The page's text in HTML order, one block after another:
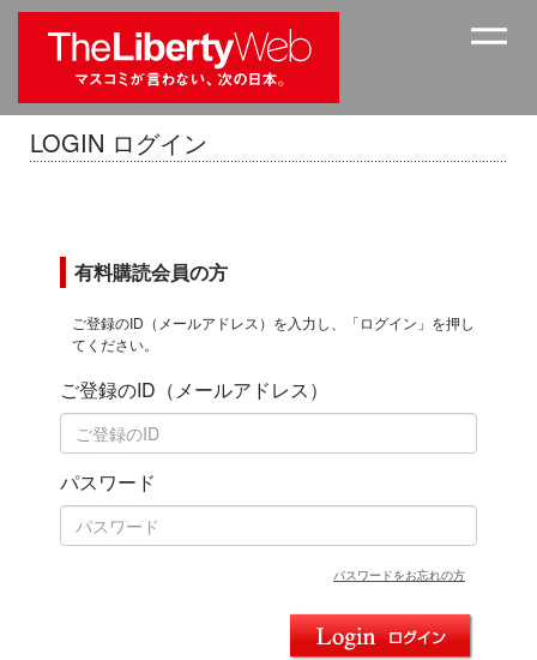
LOGIN ログイン
有料購読会員の方
ご登録のID（メールアドレス）を入力し、「ログイン」を押し
てください。
ご登録のID（メールアドレス）
パスワード
パスワードをお忘れの方